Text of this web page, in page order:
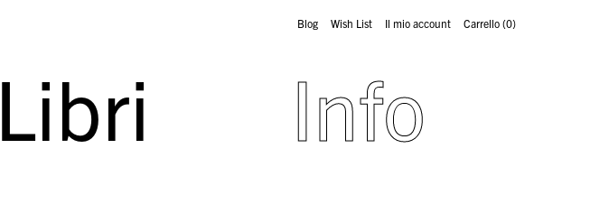
Libri Info
Blog Wish List Il mio account Carrello(0)